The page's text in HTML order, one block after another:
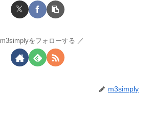
m3simplyをフォローする
m3simply